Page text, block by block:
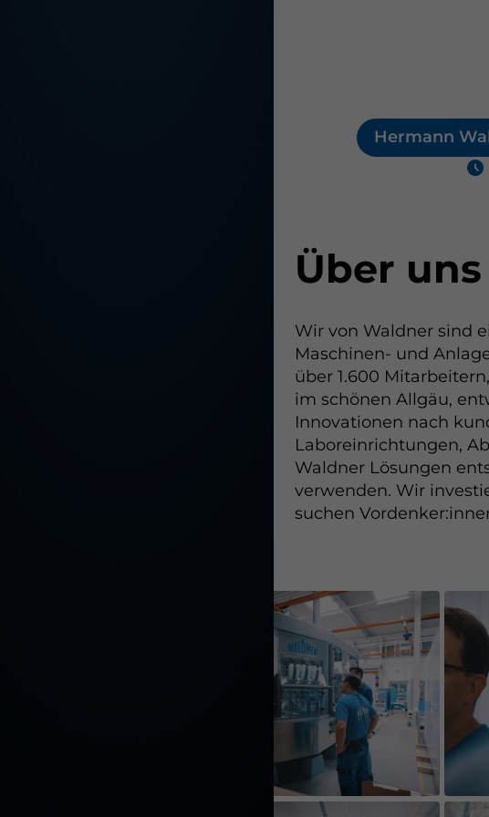
Hermann
Über uns
Wir von Waldner sind
Maschinen- und
über 1.600
im schönen Allgäu,
Innovationen nach
Laboreinrichtungen,
Waldner Lösungen
verwenden. Wir
suchen